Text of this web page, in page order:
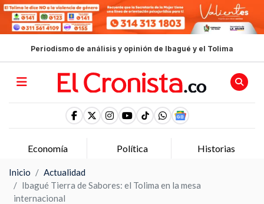
Periodismo de análisis y opinión de Ibagué y el Tolima
Economía Política Historias
Inicio
Actualidad
Ibagué Tierra de Sabores: el Tolima en la mesa
internacional